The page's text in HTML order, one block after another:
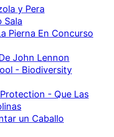
y Pera
Sala
Pierna En Concurso
John Lennon
- Biodiversity
- Que Las
un Caballo